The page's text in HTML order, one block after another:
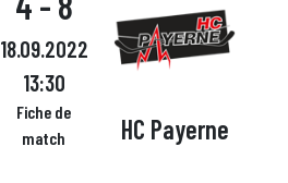
18.09.2022
13:30
Fiche de
match
HC Payerne